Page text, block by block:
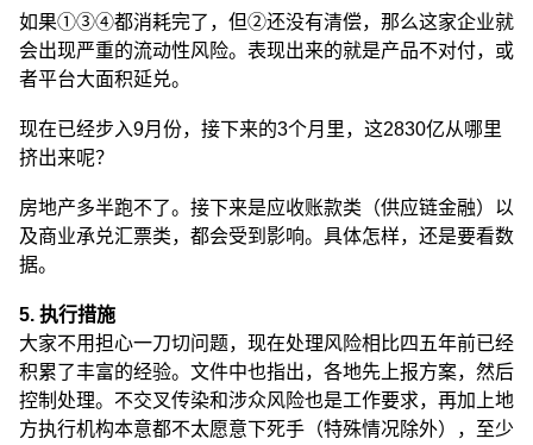
如果①③④都消耗完了，但②还没有清偿，那么这家企业就
会出现严重的流动性风险。表现出来的就是产品不对付，或
者平台大面积延兑。
现在已经步入9月份，接下来的3个月里，这2830亿从哪里
挤出来呢？
房地产多半跑不了。接下来是应收账款类（供应链金融）以
及商业承兑汇票类，都会受到影响。具体怎样，还是要看数
据。
5. 执行措施
大家不用担心一刀切问题，现在处理风险相比四五年前已经
积累了丰富的经验。文件中也指出，各地先上报方案，然后
控制处理。不交叉传染和涉众风险也是工作要求，再加上地
方执行机构本意都不太愿意下死手（特殊情况除外），至少